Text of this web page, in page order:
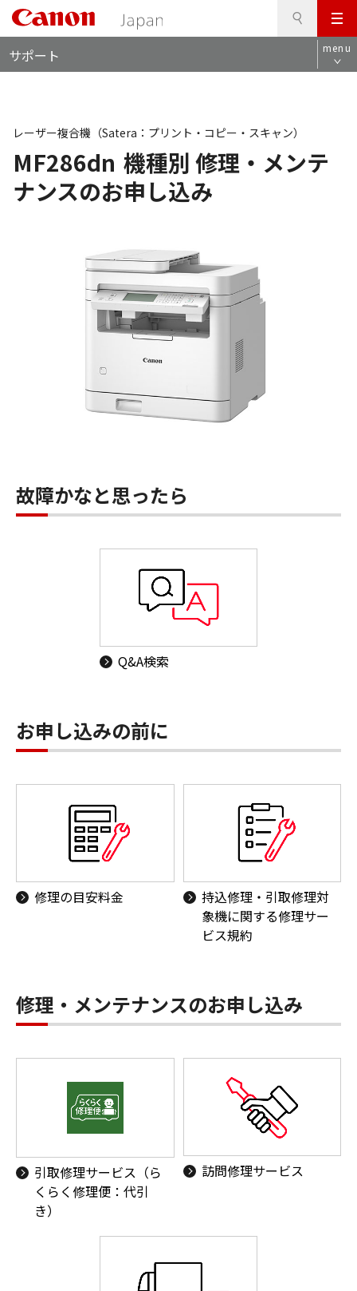
メ
ニ
ュ
サポート menu
MF286dn 機種別 修理・メンテ
ナンスのお申し込み
レーザー複合機（Satera：プリント・コピー・スキャン）
故障かなと思ったら
Q&A検索
お申し込みの前に
修理の目安料金
持込修理・引取修理対
象機に関する修理サー
ビス規約
修理・メンテナンスのお申し込み
引取修理サービス（ら
くらく修理便：代引
き）
訪問修理サービス